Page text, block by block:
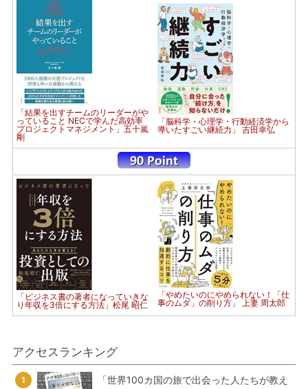
「結果を出すチームのリーダーがや
っていること NECで学んだ高効率
プロジェクトマネジメント」五十嵐
剛
「脳科学・心理学・行動経済学から
導いたすごい継続力」 吉田幸弘
「ビジネス書の著者になっていきな
り年収を3倍にする方法」松尾 昭仁
「やめたいのにやめられない！「仕
事のムダ」の削り方」 上妻 周太郎
アクセスランキング
1
「世界100カ国の旅で出会った人たちが教え